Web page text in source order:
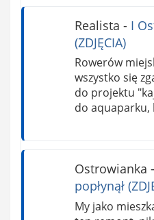
Realista - I
(ZDJĘCIA)
Rowerów
wszystko się
do projektu
do
Ostrowianka -
popłynął
My jako